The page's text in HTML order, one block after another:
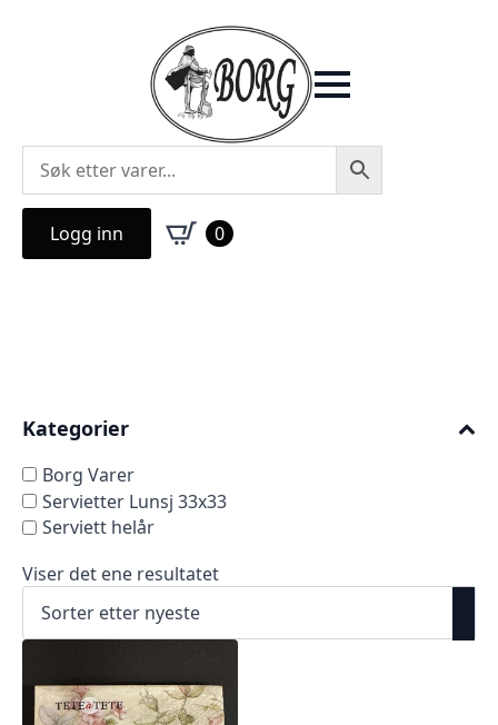
Logg inn 0
Kategorier
Borg Varer
Servietter Lunsj 33x33
Serviett helår
Viser det ene resultatet